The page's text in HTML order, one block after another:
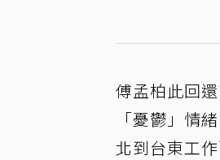
傅孟柏此回
「憂鬱」情
北到台東工